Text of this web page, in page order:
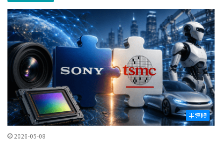
半導體
2026-05-08